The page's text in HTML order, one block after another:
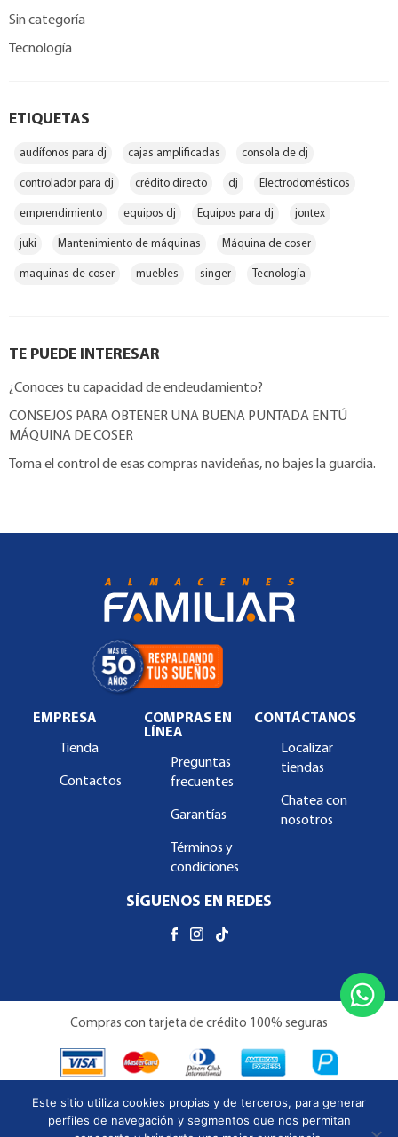
Sin categoría
Tecnología
ETIQUETAS
audífonos para dj cajas amplificadas consola de dj
controlador para dj crédito directo dj Electrodomésticos
emprendimiento equipos dj Equipos para dj jontex
juki Mantenimiento de máquinas Máquina de coser
maquinas de coser muebles singer Tecnología
TE PUEDE INTERESAR
¿Conoces tu capacidad de endeudamiento?
CONSEJOS PARA OBTENER UNA BUENA PUNTADA EN TÚ
MÁQUINA DE COSER
Toma el control de esas compras navideñas, no bajes la guardia.
EMPRESA
Tienda
Contactos
COMPRAS EN
LÍNEA
Preguntas
frecuentes
Garantías
Términos y
condiciones
CONTÁCTANOS
Localizar
tiendas
Chatea con
nosotros
SÍGUENOS EN REDES
Compras con tarjeta de crédito 100% seguras
Este sitio utiliza cookies propias y de terceros, para generar
perfiles de navegación y segmentos que nos permitan